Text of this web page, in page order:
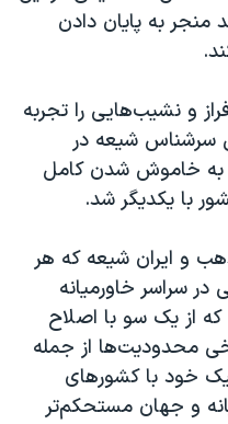
منجر به پایان دادن
و نشیب‌هایی را تجربه
سرشناس شیعه در
دی‌ماه ۱۳۹۴ منجر به خاموش شدن کامل
با یکدیگر شد.
و ایران شیعه که هر
در سراسر خاورمیانه
از یک سو با اصلاح
محدودیت‌ها از جمله
خود با کشور‌های
و جهان مستحکم‌تر